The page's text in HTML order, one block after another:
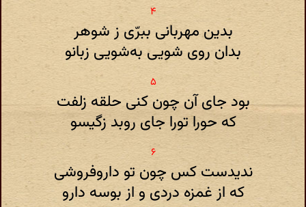
بدین مهربانی ببرّی ز شوهر
بدان روی شویی به‌شویی زبانو
بود جای آن چون‌ کنی حلقه زلفت
که حورا تورا جای روبد زگیسو
ندیدست کس چون تو داروفروشی
که از غمزه دردی و از بوسه دارو